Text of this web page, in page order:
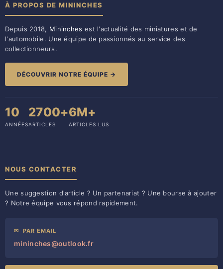
À PROPOS DE MININCHES
Depuis 2018, Mininches est l'actualité des miniatures et de
l'automobile. Une équipe de passionnés au service des
collectionneurs.
DÉCOUVRIR NOTRE ÉQUIPE →
10
ANNÉES
2700+
ARTICLES
6M+
ARTICLES LUS
NOUS CONTACTER
Une suggestion d'article ? Un partenariat ? Une bourse à ajouter
? Notre équipe vous répond rapidement.
✉ PAR EMAIL
mininches@outlook.fr